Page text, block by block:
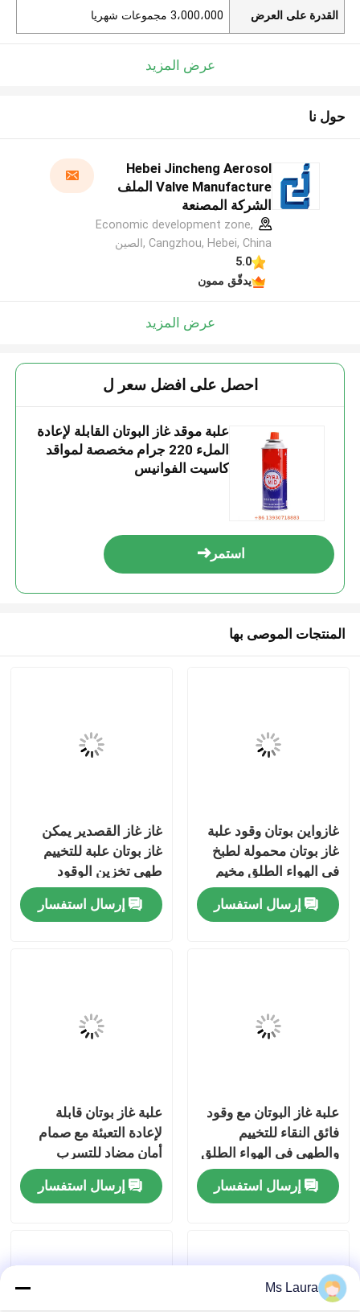
مسكن
منتجات
اتصل بنا
أخبار
صمام غاز البوتان
القدرة على العرض 3،000،000 مجموعات شهريا
عرض المزيد
حول نا
Hebei Jincheng Aerosol
Valve Manufacture الملف
الشركة المصنعة
Economic development zone,
Cangzhou, Hebei, China ,الصين
5.0
يدقّق ممون
عرض المزيد
احصل على افضل سعر ل
علبة موقد غاز البوتان القابلة لإعادة
الملء 220 جرام مخصصة لمواقد
كاسيت الفوانيس
استمر
المنتجات الموصى بها
غازواين بوتان وقود علبة
غاز بوتان محمولة لطبخ
في الهواء الطلق مخيم
الموقد وتطبيقات تخزين
الوقود إرسال استفسار
غاز غاز القصدير يمكن
غاز بوتان علبة للتخييم
طهي تخزين الوقود
والتطبيقات الخارجية
المحمولةإرسال استفسار
علبة غاز البوتان مع وقود
فائق النقاء للتخييم
والطهي في الهواء الطلق
إرسال استفسار
علبة غاز بوتان قابلة
لإعادة التعبئة مع صمام
أمان مضاد للتسرب
والوقود النقي للغاية
للطبخ في الهواء الطلق
إرسال استفسار
Ms Laura